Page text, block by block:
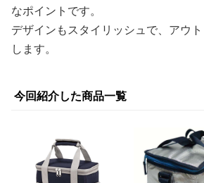
なポイントです。
デザインもスタイリッシュで、アウ
します。
今回紹介した商品一覧